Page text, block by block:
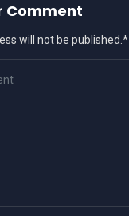
Comment
will not be published.*